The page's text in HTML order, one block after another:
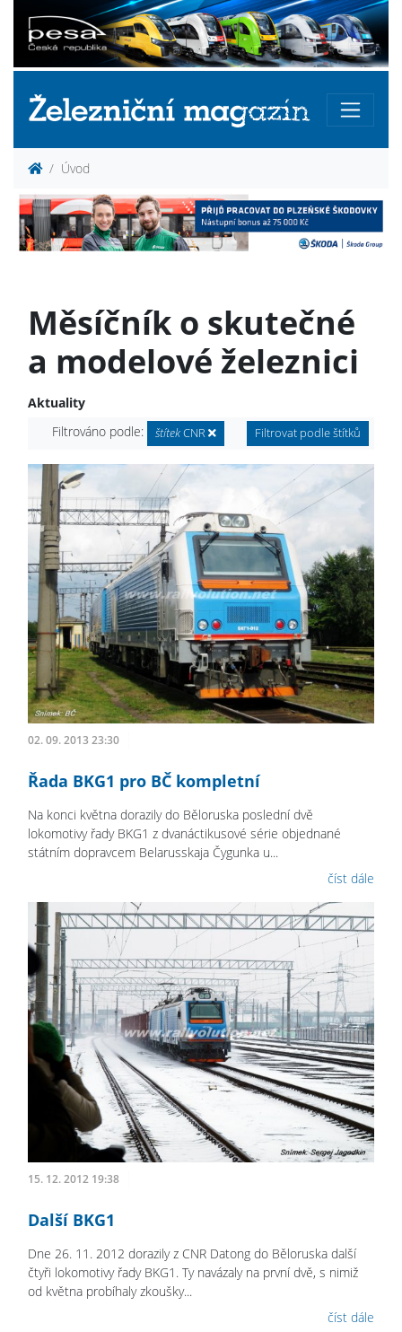
Úvod
Měsíčník o skutečné
a modelové železnici
Aktuality
Filtrováno podle:
štítekCNR Filtrovat podle štítků
02. 09. 2013 23:30
Řada BKG1 pro BČ kompletní
Na konci května dorazily do Běloruska poslední dvě
lokomotivy řady BKG1 z dvanáctikusové série objednané
státním dopravcem Belarusskaja Čygunka u...
číst dále
15. 12. 2012 19:38
Další BKG1
Dne 26. 11. 2012 dorazily z CNR Datong do Běloruska další
čtyři lokomotivy řady BKG1. Ty navázaly na první dvě, s nimiž
od května probíhaly zkoušky...
číst dále